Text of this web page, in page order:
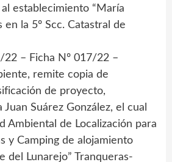
establecimiento “María
en la 5º Scc. Catastral de
22 – Ficha Nº 017/22 –
remite copia de
de proyecto,
Suárez González, el cual
Ambiental de Localización para
y Camping de alojamiento
del Lunarejo” Tranqueras-